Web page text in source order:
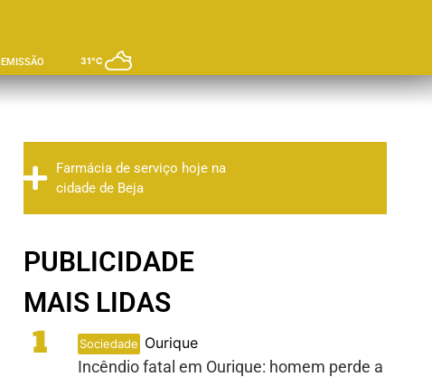
EMISSÃO 31°C
Farmácia de serviço hoje na
cidade de Beja
PUBLICIDADE
MAIS LIDAS
1 Sociedade Ourique
Incêndio fatal em Ourique: homem perde a